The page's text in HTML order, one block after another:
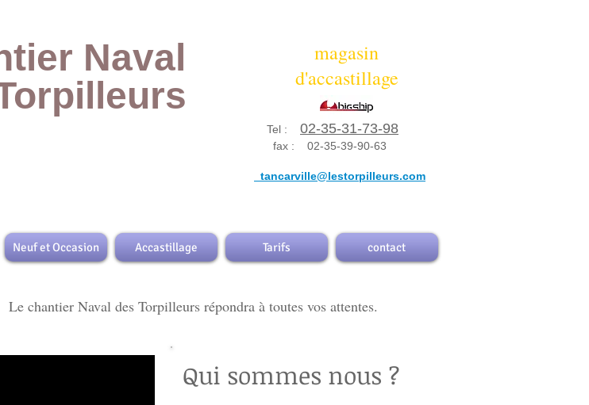
Naval
magasin
d'accastillage
magasin
d'accastillage
Tel : 02-35-31-73-98
fax : 02-35-39-90-63
tancarville@lestorpilleurs.com
Neuf et Occasion Accastillage Tarifs contact
Le chantier Naval des Torpilleurs répondra à toutes vos attentes.
Qui sommes nous ?